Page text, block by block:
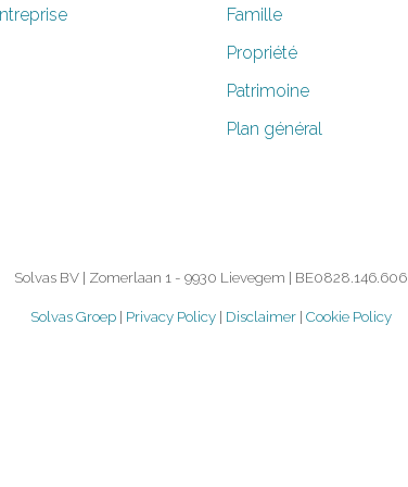
Famille
Propriété
Patrimoine
Plan général
Solvas BV | Zomerlaan 1 - 9930 Lievegem | BE0828.146.606
Solvas Groep| Privacy Policy| Disclaimer| Cookie Policy